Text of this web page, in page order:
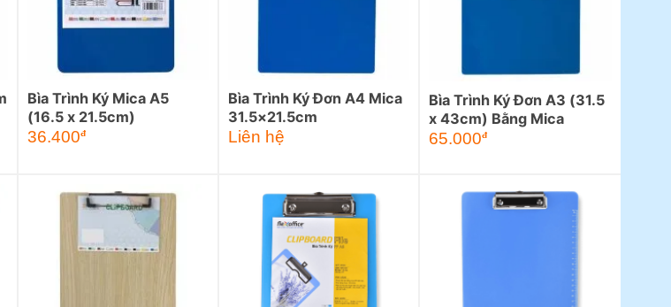
Bìa Trình Ký Mica A5
(16.5 x 21.5cm)
36.400đ
Bìa Trình Ký Đơn A4 Mica
31.5×21.5cm
Liên hệ
Bìa Trình Ký Đơn A3 (31.5
x 43cm) Bằng Mica
65.000đ